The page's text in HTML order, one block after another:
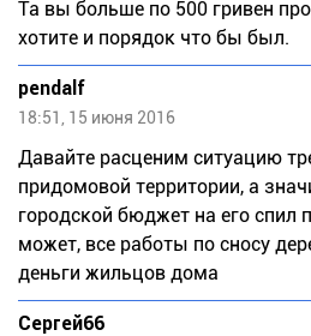
Та вы больше по 500 гривен
хотите и порядок что бы был.
pendalf
18:51, 15 июня 2016
Давайте расценим ситуацию
придомовой территории, а
городской бюджет на его спил
может, все работы по сносу
деньги жильцов дома
Сергей66